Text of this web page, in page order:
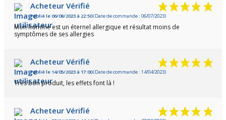
Acheteur Vérifié
Publié le 06/08/2023 à 22:50(Date de commande : 06/07/2023)
Mon homme est un éternel allergique et résultat moins de
symptômes de ses allergies
Acheteur Vérifié
Publié le 14/05/2023 à 17:00(Date de commande : 14/04/2023)
Très bon produit, les effets font là !
Acheteur Vérifié